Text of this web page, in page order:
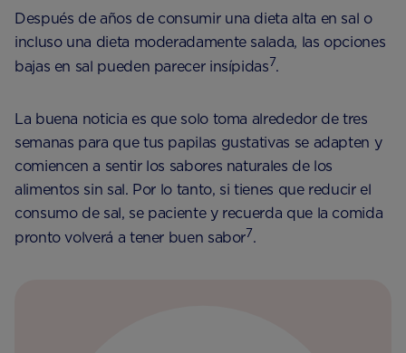
Después de años de consumir una dieta alta en sal o
incluso una dieta moderadamente salada, las opciones
bajas en sal pueden parecer insípidas7.
La buena noticia es que solo toma alrededor de tres
semanas para que tus papilas gustativas se adapten y
comiencen a sentir los sabores naturales de los
alimentos sin sal. Por lo tanto, si tienes que reducir el
consumo de sal, se paciente y recuerda que la comida
pronto volverá a tener buen sabor7.